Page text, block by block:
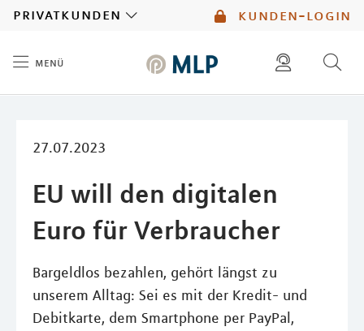
kunden-login
privatkunden
menü
27.07.2023
EU will den digitalen
Euro für Verbraucher
Bargeldlos bezahlen, gehört längst zu
unserem Alltag: Sei es mit der Kredit- und
Debitkarte, dem Smartphone per PayPal,